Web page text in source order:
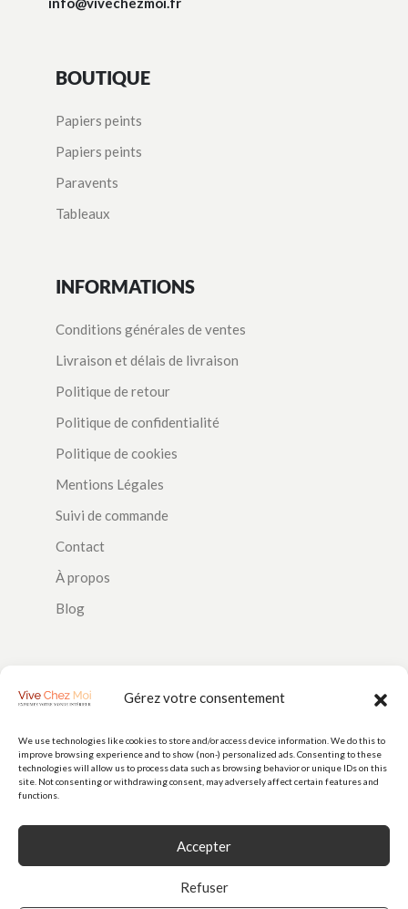
Gérez votre consentement
We use technologies like cookies to store and/or access device information. We do this to
improve browsing experience and to show (non-) personalized ads. Consenting to these
technologies will allow us to process data such as browsing behavior or unique IDs on this
site. Not consenting or withdrawing consent, may adversely affect certain features and
functions.
Accepter
Refuser
BOUTIQUE
Papiers peints
Papiers peints
Paravents
Tableaux
INFORMATIONS
Conditions générales de ventes
Livraison et délais de livraison
Politique de retour
Politique de confidentialité
Politique de cookies
Mentions Légales
Suivi de commande
Contact
À propos
Blog
PAIEMENTS